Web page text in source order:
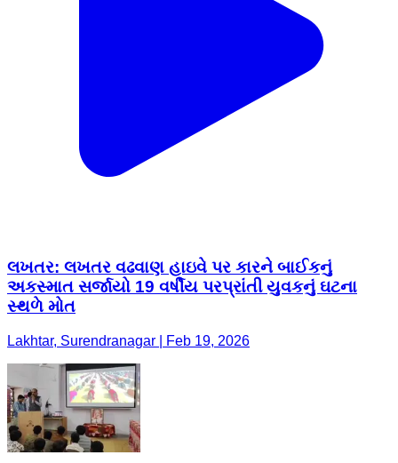
લખતર: લખતર વઢવાણ હાઇવે પર કારને બાઈકનું
અકસ્માત સર્જાયો 19 વર્ષીય પરપ્રાંતી યુવકનું ઘટના
સ્થળે મોત
Lakhtar, Surendranagar | Feb 19, 2026